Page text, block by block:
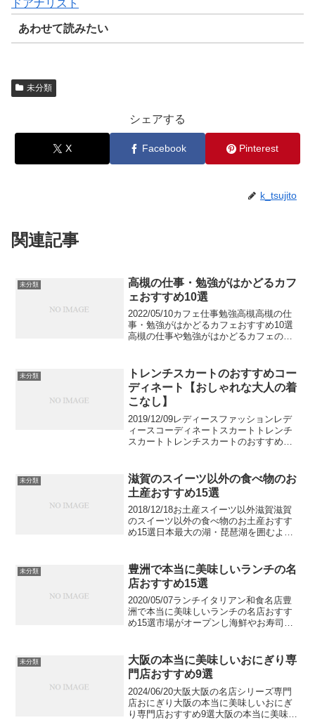
ドアナリスト
あわせて読みたい
未分類
シェアする
X Facebook Pinterest
k_tsujito
関連記事
未分類
高槻の仕事・勉強がはかどるカフ
ェおすすめ10選
2022/05/10カフェ仕事勉強高槻高槻の仕
事・勉強がはかどるカフェおすすめ10選
高槻の仕事や勉強がはかどるカフェのお
す。だからこそ仕事や勉強がはかどるカ
フェも多く見...
未分類
トレンチスカートのおすすめコー
ディネート【おしゃれな大人の着
こなし】
2019/12/09レディースファッションレデ
ィースコーディネートスカートトレンチ
スカートトレンチスカートのおすすめコ
コートですが、そんなトレンチコートの
エッセンスをス...
未分類
滋賀のスイーツ以外の食べ物のお
土産おすすめ15選
2018/12/18お土産スイーツ以外滋賀滋賀
のスイーツ以外の食べ物のお土産おすす
め15選日本最大の湖・琵琶湖を囲むよう
の観光地がたくさんあります。そこで今
回は、滋賀の...
未分類
豊洲で本当に美味しいランチの名
店おすすめ15選
2020/05/07ランチイタリアン和食名店豊
洲で本当に美味しいランチの名店おすす
め15選市場がオープンし海鮮やお寿司の
題で楽しめるランチなど、様々な人気店
が軒を連ねて...
未分類
大阪の本当に美味しいおにぎり専
門店おすすめ9選
2024/06/20大阪大阪の名店シリーズ専門
店おにぎり大阪の本当に美味しいおにぎ
り専門店おすすめ9選大阪の本当に美味し